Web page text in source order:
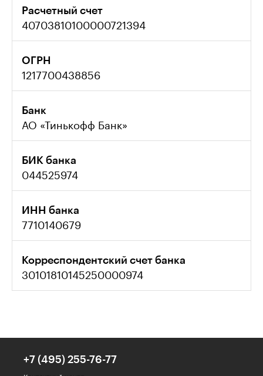
Расчетный счет
40703810100000721394
ОГРН
1217700438856
Банк
АО «Тинькофф Банк»
БИК банка
044525974
ИНН банка
7710140679
Корреспондентский счет банка
30101810145250000974
+7 (495) 255-76-77